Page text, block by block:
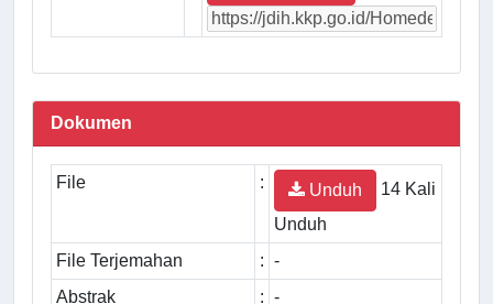
Dokumen
File : Unduh
14 Kali
Unduh
File Terjemahan
: -
Abstrak
: -